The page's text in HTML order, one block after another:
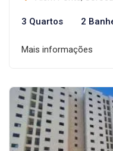
3 Quartos 2
Mais informações